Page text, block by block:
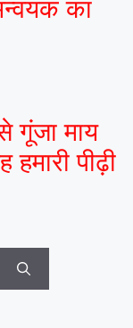
का
गूंजा माय
पीढ़ी